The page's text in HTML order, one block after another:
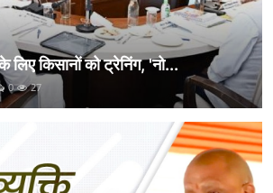
लिए किसानों को ट्रेनिंग, 'नो...
0 27